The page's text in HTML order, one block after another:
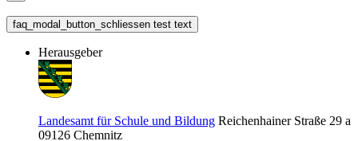
faq_modal_button_schliessen test text
Herausgeber
Landesamt für Schule und Bildung Reichenhainer Straße 29 a
09126 Chemnitz